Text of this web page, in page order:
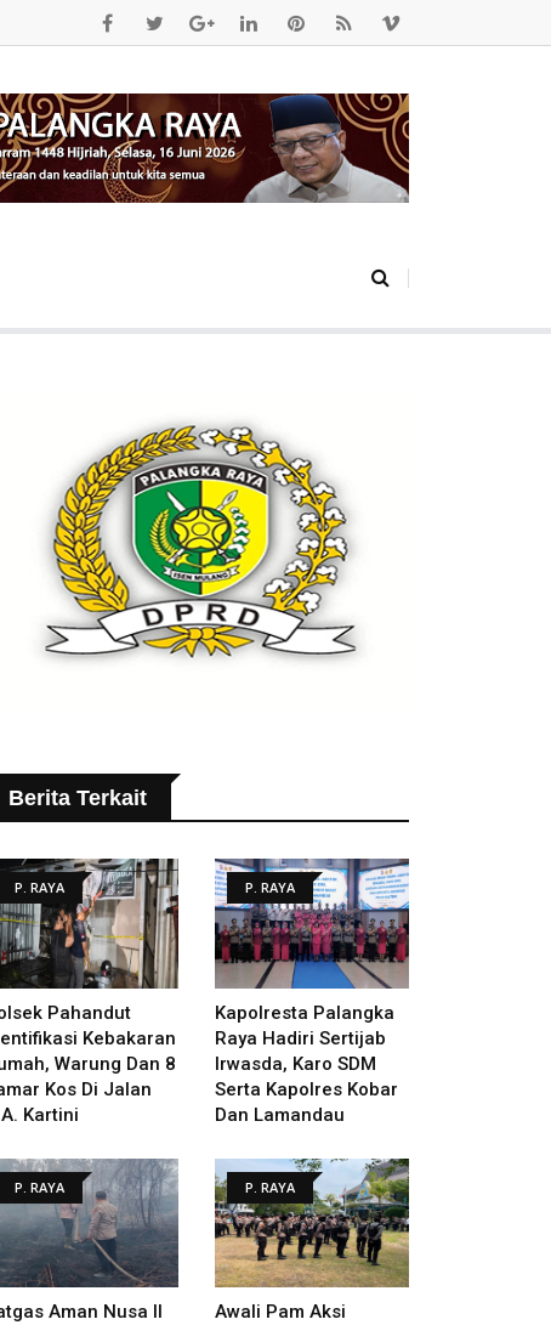
Berita Terkait
P. RAYA
Pahandut
Kebakaran
Warung Dan 8
Kos Di Jalan
Kartini
P. RAYA
Kapolresta Palangka
Raya Hadiri Sertijab
Irwasda, Karo SDM
Serta Kapolres Kobar
Dan Lamandau
P. RAYA
Aman Nusa II
P. RAYA
Awali Pam Aksi